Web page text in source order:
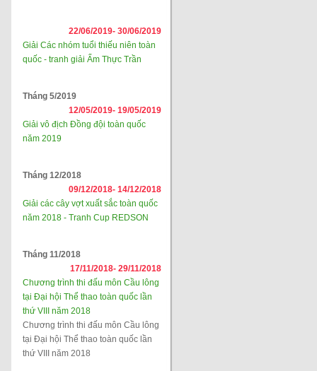
22/06/2019- 30/06/2019
Giải Các nhóm tuổi thiếu niên toàn
quốc - tranh giải Ẩm Thực Trần
Tháng 5/2019
12/05/2019- 19/05/2019
Giải vô địch Đồng đội toàn quốc
năm 2019
Tháng 12/2018
09/12/2018- 14/12/2018
Giải các cây vợt xuất sắc toàn quốc
năm 2018 - Tranh Cup REDSON
Tháng 11/2018
17/11/2018- 29/11/2018
Chương trình thi đấu môn Cầu lông
tại Đại hội Thể thao toàn quốc lần
thứ VIII năm 2018
Chương trình thi đấu môn Cầu lông
tại Đại hội Thể thao toàn quốc lần
thứ VIII năm 2018